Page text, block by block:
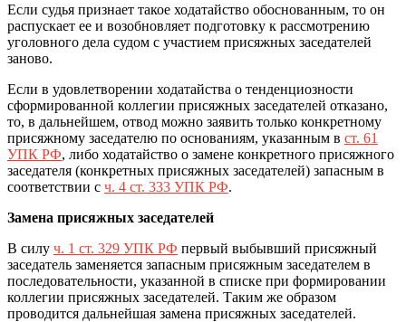
Если судья признает такое ходатайство обоснованным, то он
распускает ее и возобновляет подготовку к рассмотрению
уголовного дела судом с участием присяжных заседателей
заново.
Если в удовлетворении ходатайства о тенденциозности
сформированной коллегии присяжных заседателей отказано,
то, в дальнейшем, отвод можно заявить только конкретному
присяжному заседателю по основаниям, указанным в ст. 61
УПК РФ, либо ходатайство о замене конкретного присяжного
заседателя (конкретных присяжных заседателей) запасным в
соответствии с ч. 4 ст. 333 УПК РФ.
Замена присяжных заседателей
В силу ч. 1 ст. 329 УПК РФ первый выбывший присяжный
заседатель заменяется запасным присяжным заседателем в
последовательности, указанной в списке при формировании
коллегии присяжных заседателей. Таким же образом
проводится дальнейшая замена присяжных заседателей.